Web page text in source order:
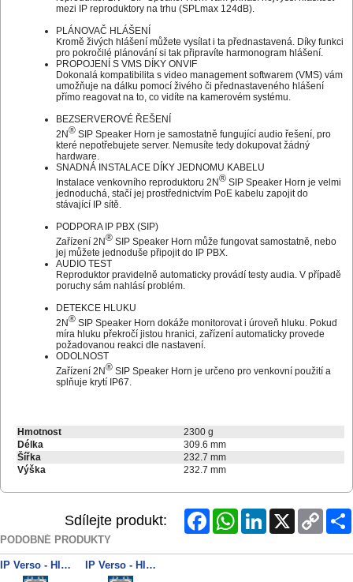
mezi IP reproduktory na trhu (SPLmax 124dB).
PLÁNOVAČ HLÁŠENÍ
Kromě živých hlášení můžete vysílat i ta přednastavená. Díky funkci
pro pokročilé plánování si tak připravíte harmonogram hlášení.
PROPOJENÍ S VMS DÍKY ONVIF
Dokonalá kompatibilita s video management softwarem (VMS) vám
umožňuje na dálku pomocí živého či přednastaveného hlášení
přímo reagovat na to, co vidíte na kamerovém systému.
BEZSERVEROVÉ ŘEŠENÍ
2N® SIP Speaker Horn je samostatně fungující audio řešení, pro
které nepotřebujete server. Nemusíte tedy dokupovat žádný
hardware.
SNADNÁ INSTALACE DÍKY JEDNOMU KABELU
Instalace venkovního reproduktoru 2N® SIP Speaker Horn je velmi
jednoduchá, stačí jej prostřednictvím PoE kabelu zapojit do
stávající IP sítě.
PODPORA IP PBX (SIP)
Zařízení 2N® SIP Speaker Horn může fungovat samostatně, nebo
jej můžete jednoduše připojit do IP PBX.
AUDIO TEST
Reproduktor pravidelně automaticky provádí testy audia. V případě
poruchy sám nahlásí problém.
DETEKCE HLUKU
2N® SIP Speaker Horn dokáže monitorovat i úroveň hluku. Pokud
míra hluku překročí jistou hranici, zařízení automaticky provede
požadovanou reakci dle nastavení.
ODOLNOST
Zařízení 2N® SIP Speaker Horn je určeno pro venkovní použití a
splňuje krytí IP67.
Hmotnost
2300 g
Délka
309.6 mm
Šířka
232.7 mm
Výška
232.7 mm
Sdílejte produkt: FacebookWhatsAppLinkedInX
Copy
Link
PODOBNÉ PRODUKTY
IP Verso - Hlavní jednotka s kamerou IP Verso - Hlavní jednotka bez kamery